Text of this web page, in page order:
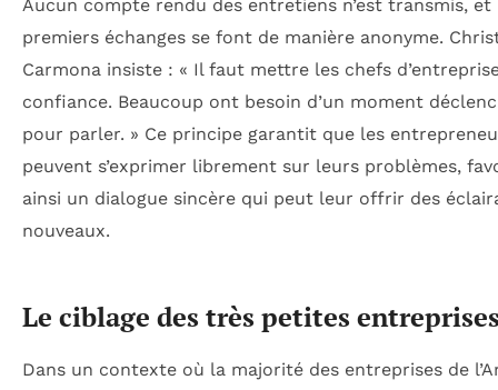
Aucun compte rendu des entretiens n’est transmis, et
premiers échanges se font de manière anonyme.
Carmona insiste : « Il faut mettre les chefs
confiance. Beaucoup ont besoin d’un moment
pour parler. » Ce principe garantit que les
peuvent s’exprimer librement sur leurs problèmes,
ainsi un dialogue sincère qui peut leur offrir des
nouveaux.
Le ciblage des très petites
Dans un contexte où la majorité des entreprises de